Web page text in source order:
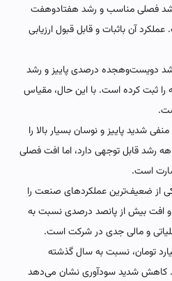
تومان، رشد فصلی مناسب و رشد هفتادوهفت
آن باثبات و قابل قبول ارزیابی
رشد دویست‌وهجده درصدی پاییز و رشد
ثبت کرده است. با این حال، مقیاس
رشد منفی شدید پاییز و نوسان بسیار بالا را
رشد قابل توجهی دارد، اما افت فصلی
است.
تومان، یکی از ضعیف‌ترین عملکردهای صنعت را
افت بیش از پانصد درصدی نسبت به
و مالی جدی در شرکت است.
یک‌هزار و ۸۳۳ میلیارد تومان، نسبت به سال گذشته
کاهش شدید سودآوری نشان می‌دهد